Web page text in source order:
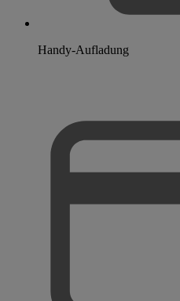
Handy-Aufladung